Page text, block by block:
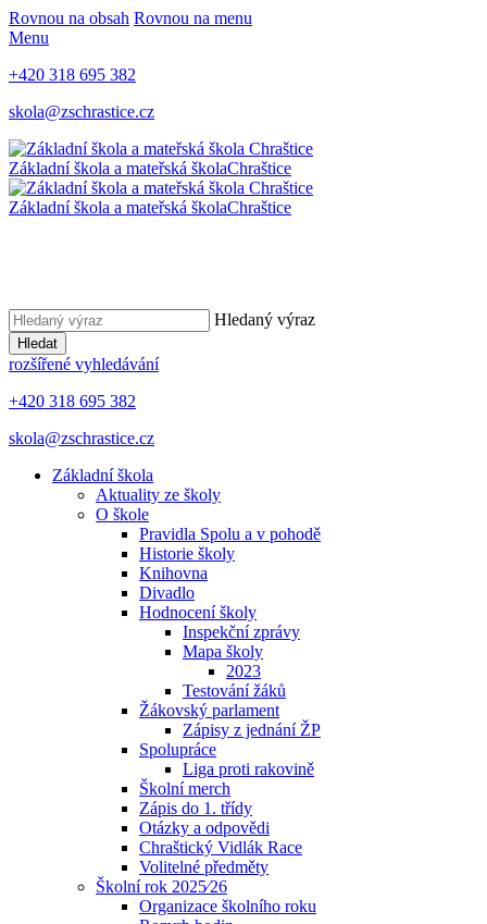
Rovnou na obsah Rovnou na menu
Menu
+420 318 695 382
skola@zschrastice.cz
Základní škola a mateřská školaChraštice
Základní škola a mateřská školaChraštice
Hledaný výraz
Hledat
rozšířené vyhledávání
+420 318 695 382
skola@zschrastice.cz
Základní škola
Aktuality ze školy
O škole
Pravidla Spolu a v pohodě
Historie školy
Knihovna
Divadlo
Hodnocení školy
Inspekční zprávy
Mapa školy
2023
Testování žáků
Žákovský parlament
Zápisy z jednání ŽP
Spolupráce
Liga proti rakovině
Školní merch
Zápis do 1. třídy
Otázky a odpovědi
Chraštický Vidlák Race
Volitelné předměty
Školní rok 2025⁄26
Organizace školního roku